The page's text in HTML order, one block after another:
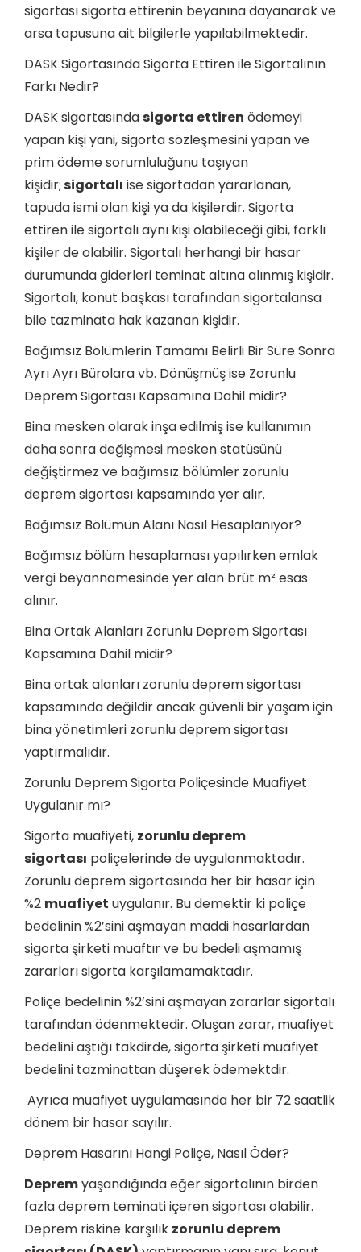
sigortası sigorta ettirenin beyanına dayanarak ve
arsa tapusuna ait bilgilerle yapılabilmektedir.
DASK Sigortasında Sigorta Ettiren ile Sigortalının
Farkı Nedir?
DASK sigortasındasigorta ettiren ödemeyi
yapan kişi yani, sigorta sözleşmesini yapan ve
prim ödeme sorumluluğunu taşıyan
kişidir;sigortalı ise sigortadan yararlanan,
tapuda ismi olan kişi ya da kişilerdir. Sigorta
ettiren ile sigortalı aynı kişi olabileceği gibi, farklı
kişiler de olabilir. Sigortalı herhangi bir hasar
durumunda giderleri teminat altına alınmış kişidir.
Sigortalı, konut başkası tarafından sigortalansa
bile tazminata hak kazanan kişidir.
Bağımsız Bölümlerin Tamamı Belirli Bir Süre Sonra
Ayrı Ayrı Bürolara vb. Dönüşmüş ise Zorunlu
Deprem Sigortası Kapsamına Dahil midir?
Bina mesken olarak inşa edilmiş ise kullanımın
daha sonra değişmesi mesken statüsünü
değiştirmez ve bağımsız bölümler zorunlu
deprem sigortası kapsamında yer alır.
Bağımsız Bölümün Alanı Nasıl Hesaplanıyor?
Bağımsız bölüm hesaplaması yapılırken emlak
vergi beyannamesinde yer alan brüt m² esas
alınır.
Bina Ortak Alanları Zorunlu Deprem Sigortası
Kapsamına Dahil midir?
Bina ortak alanları zorunlu deprem sigortası
kapsamında değildir ancak güvenli bir yaşam için
bina yönetimleri zorunlu deprem sigortası
yaptırmalıdır.
Zorunlu Deprem Sigorta Poliçesinde Muafiyet
Uygulanır mı?
Sigorta muafiyeti, zorunlu deprem
sigortası poliçelerinde de uygulanmaktadır.
Zorunlu deprem sigortasında her bir hasar için
%2 muafiyet uygulanır. Bu demektir ki poliçe
bedelinin %2’sini aşmayan maddi hasarlardan
sigorta şirketi muaftır ve bu bedeli aşmamış
zararları sigorta karşılamamaktadır.
Poliçe bedelinin %2’sini aşmayan zararlar sigortalı
tarafından ödenmektedir. Oluşan zarar, muafiyet
bedelini aştığı takdirde, sigorta şirketi muafiyet
bedelini tazminattan düşerek ödemektdir.
Ayrıca muafiyet uygulamasında her bir 72 saatlik
dönem bir hasar sayılır.
Deprem Hasarını Hangi Poliçe, Nasıl Öder?
Depremyaşandığında eğer sigortalının birden
fazla deprem teminati içeren sigortası olabilir.
Deprem riskine karşılık zorunlu deprem